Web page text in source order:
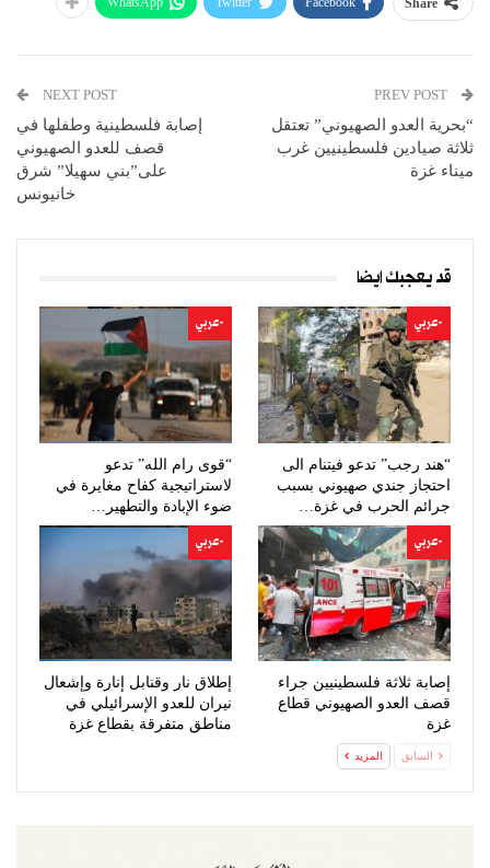
Share
“بحرية العدو الصهيوني” تعتقل
ثلاثة صيادين فلسطينيين غرب
ميناء غزة
NEXT POST
إصابة فلسطينية وطفلها في
قصف للعدو الصهيوني
على”بني سهيلا” شرق
خانيونس
قد يعجبك ايضا
-عربي
“هند رجب” تدعو فيتنام الى
احتجاز جندي صهيوني بسبب
جرائم الحرب في غزة…
-عربي
“قوى رام الله” تدعو
لاستراتيجية كفاح مغايرة في
ضوء الإبادة والتطهير…
-عربي
إصابة ثلاثة فلسطينيين جراء
قصف العدو الصهيوني قطاع
غزة
-عربي
إطلاق نار وقنابل إنارة وإشعال
نيران للعدو الإسرائيلي في
مناطق متفرقة بقطاع غزة
السابق المزيد